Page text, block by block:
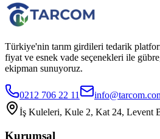
Türkiye'nin tarım girdileri tedarik
fiyat ve esnek vade seçenekleri ile
ekipman sunuyoruz.
0212 706 22 11
İş Kuleleri, Kule 2, Kat 24, Levent
Kurumsal